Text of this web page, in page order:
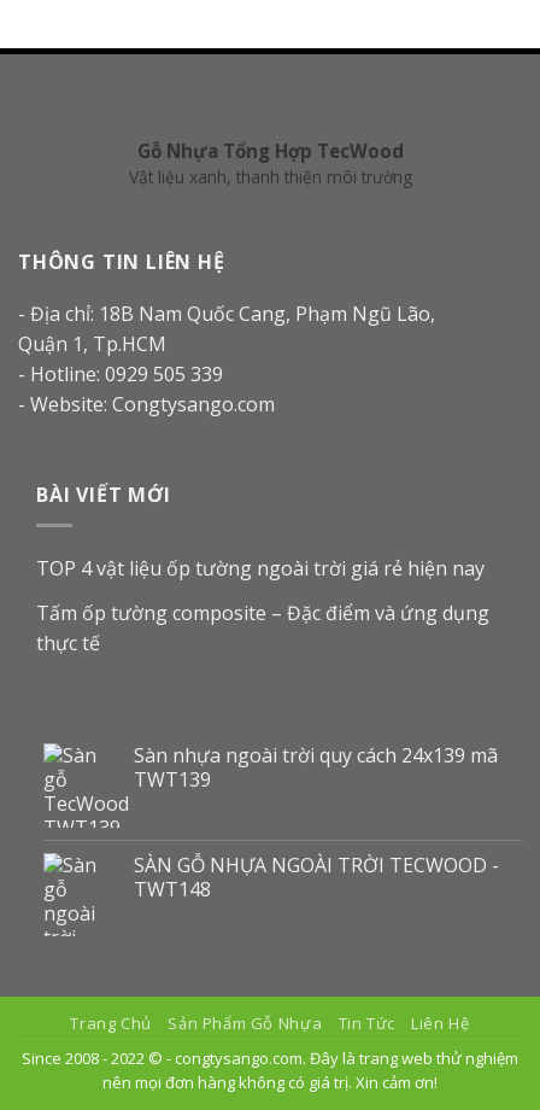
Gỗ Nhựa Tổng Hợp TecWood
Vật liệu xanh, thanh thiện môi trường
THÔNG TIN LIÊN HỆ
- Địa chỉ: 18B Nam Quốc Cang, Phạm Ngũ Lão,
Quận 1, Tp.HCM
- Hotline: 0929 505 339
- Website: Congtysango.com
BÀI VIẾT MỚI
TOP 4 vật liệu ốp tường ngoài trời giá rẻ hiện nay
Tấm ốp tường composite – Đặc điểm và ứng dụng
thực tế
Sàn nhựa ngoài trời quy cách 24x139 mã
TWT139
SÀN GỖ NHỰA NGOÀI TRỜI TECWOOD -
TWT148
Trang Chủ Sản Phẩm Gỗ Nhựa Tin Tức
Liên Hệ
Since 2008 - 2022 © -congtysango.com. Đây là trang web thử nghiệm
nên mọi đơn hàng không có giá trị. Xin cảm ơn!